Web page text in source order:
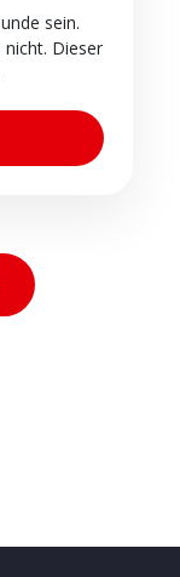
sein.
nicht. Dieser